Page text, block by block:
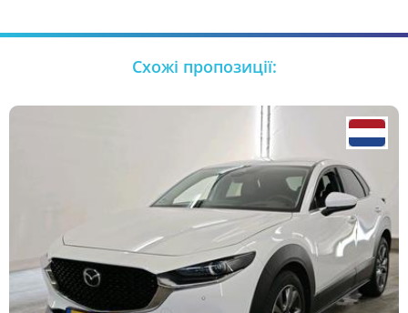
Схожі пропозиції: